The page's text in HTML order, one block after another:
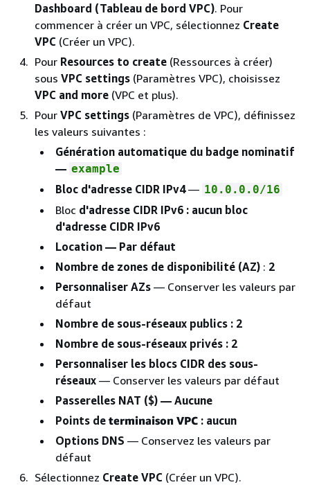
Dashboard (Tableau de bord VPC). Pour
commencer à créer un VPC, sélectionnez Create
VPC (Créer un VPC).
Pour Resources to create (Ressources à créer)
sous VPC settings (Paramètres VPC), choisissez
VPC and more (VPC et plus).
Pour VPC settings (Paramètres de VPC), définissez
les valeurs suivantes :
Génération automatique du badge nominatif
— example
Bloc d'adresse CIDR IPv4— 10.0.0.0/16
Bloc d'adresse CIDR IPv6 : aucun bloc
d'adresse CIDR IPv6
Location — Par défaut
Nombre de zones de disponibilité (AZ) : 2
Personnaliser AZs — Conserver les valeurs par
défaut
Nombre de sous-réseaux publics : 2
Nombre de sous-réseaux privés : 2
Personnaliser les blocs CIDR des sous-
réseaux — Conserver les valeurs par défaut
Passerelles NAT ($) — Aucune
Points de terminaison VPC : aucun
Options DNS — Conservez les valeurs par
défaut
Sélectionnez Create VPC (Créer un VPC).